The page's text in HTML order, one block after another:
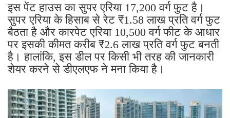
इस पेंट हाउस का सुपर एरिया 17,200 वर्ग फुट है।
सुपर एरिया के हिसाब से रेट ₹1.58 लाख प्रति वर्ग फुट
बैठता है और कारपेट एरिया 10,500 वर्ग फीट के आधार
पर इसकी कीमत करीब ₹2.6 लाख प्रति वर्ग फुट बनती
है। हालांकि, इस डील पर किसी भी तरह की जानकारी
शेयर करने से डीएलएफ ने मना किया है।